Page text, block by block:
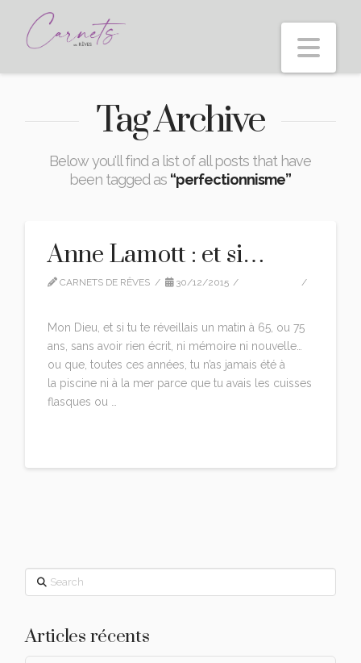
Tag Archive
Below you'll find a list of all posts that have
been tagged as “perfectionnisme”
Anne Lamott : et si…
CARNETS DE RÊVES 30/12/2015
Mon Dieu, et si tu te réveillais un matin à 65, ou 75
ans, sans avoir rien écrit, ni mémoire ni nouvelle…
ou que, toutes ces années, tu n’as jamais été à
la piscine ni à la mer parce que tu avais les cuisses
flasques ou …
Search
Articles récents